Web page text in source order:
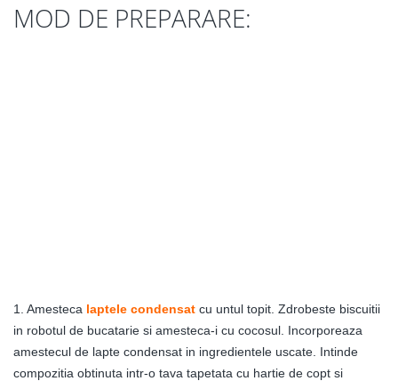
MOD DE PREPARARE:
1. Amesteca laptele condensat cu untul topit. Zdrobeste biscuitii
in robotul de bucatarie si amesteca-i cu cocosul. Incorporeaza
amestecul de lapte condensat in ingredientele uscate. Intinde
compozitia obtinuta intr-o tava tapetata cu hartie de copt si